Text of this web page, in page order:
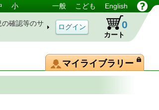
小 一般 こども English
の確認等のサ
カート
0
マイライブラリー